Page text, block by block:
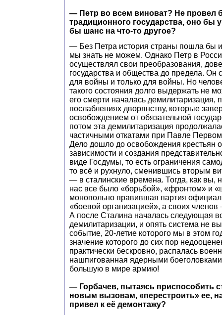
— Петр во всем виноват? Не провел
традиционного государства, оно бы
бы шанс на что-то другое?
— Без Петра история страны пошла бы
мы знать не можем. Однако Петр в
осуществлял свои преобразования,
государства и общества до предела. Он
для войны и только для войны. Но
такого состояния долго выдержать не
его смерти началась демилитаризация,
послаблениях дворянству, которые
освобождением от обязательной
потом эта демилитаризация
частичными откатами при Павле
Дело дошло до освобождения крестьян
зависимости и создания
виде Госдумы, то есть ограничения
то всё и рухнуло, сменившись вторым
— в сталинские времена. Тогда, как вы,
нас все было «борьбой», «фронтом» и
монопольно правившая партия
«боевой организацией», а своих
А после Сталина началась следующая
демилитаризации, и опять система не
событие, 20-летие которого мы в этом
значение которого до сих пор
практически бескровно, распалась
нашпигованная ядерными
большую в мире армию!
— Горбачев, пытаясь приспособить
новым вызовам, «перестроить» ее,
привел к её демонтажу?